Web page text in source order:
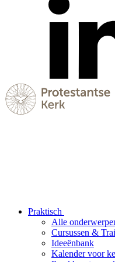
Praktisch
Alle
Cursussen &
Ideeënbank
Kalender voor